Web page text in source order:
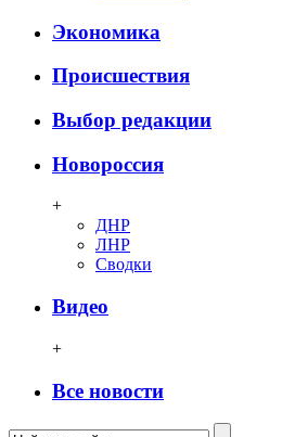
Экономика
Происшествия
Выбор редакции
Новороссия
+
ДНР
ЛНР
Сводки
Видео
+
Все новости